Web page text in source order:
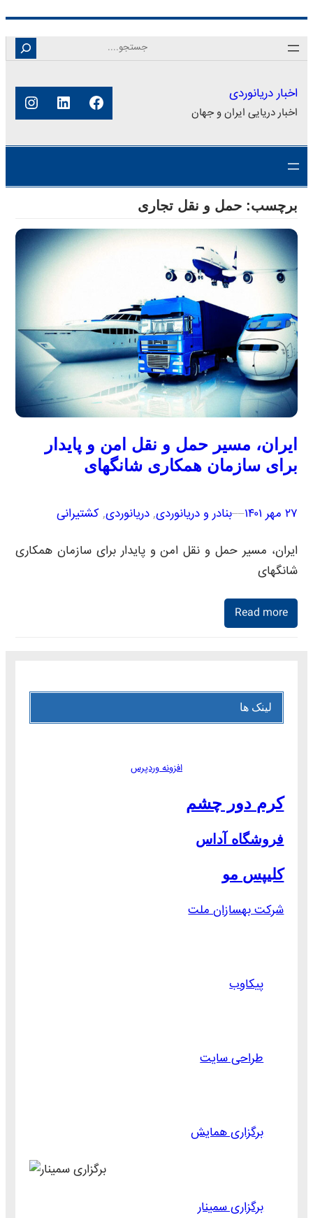
محتوا
Search
اخبار دریانوردی
اخبار دریایی ایران و جهان فیس‌بوکلینکداین
برچسب: حمل و نقل تجاری
ایران، مسیر حمل و نقل امن و پایدار
برای سازمان همکاری شانگهای
۲۷ مهر ۱۴۰۱ –
–بنادر و دریانوردی, دریانوردی, کشتیرانی
ایران، مسیر حمل و نقل امن و پایدار برای سازمان همکاری
شانگهای
Read more
لینک ها
افزونه وردپرس
کرم دور چشم
فروشگاه آداس
کلیپس مو
شرکت بهسازان ملت
پیکاوب
طراحی سایت
برگزاری همایش
برگزاری سمینار